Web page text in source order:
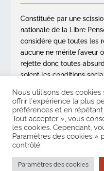
Constituée par une
nationale de la Libre
considère que toutes les
aucune ne mérite faveur
rejette donc toutes
soient les conditions
En savoir plus
droits réservés |
Nous utilisons des
offrir l'expérience la plus
préférences et en
Tout accepter », vous
les cookies. Cependant,
Paramètres des cookies »
contrôlé.
Paramètres des cookies